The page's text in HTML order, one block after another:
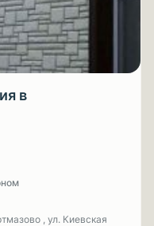
в
, ул. Киевская